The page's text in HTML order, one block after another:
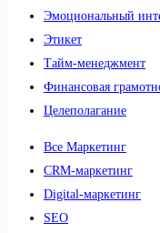
Эмоциональный
Этикет
Тайм-менеджмент
Финансовая
Целеполагание
Все Маркетинг
CRM-маркетинг
Digital-маркетинг
SEO